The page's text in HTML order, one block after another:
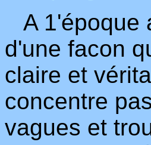
A 1'époque
d'une facon
claire et
concentre
vagues et